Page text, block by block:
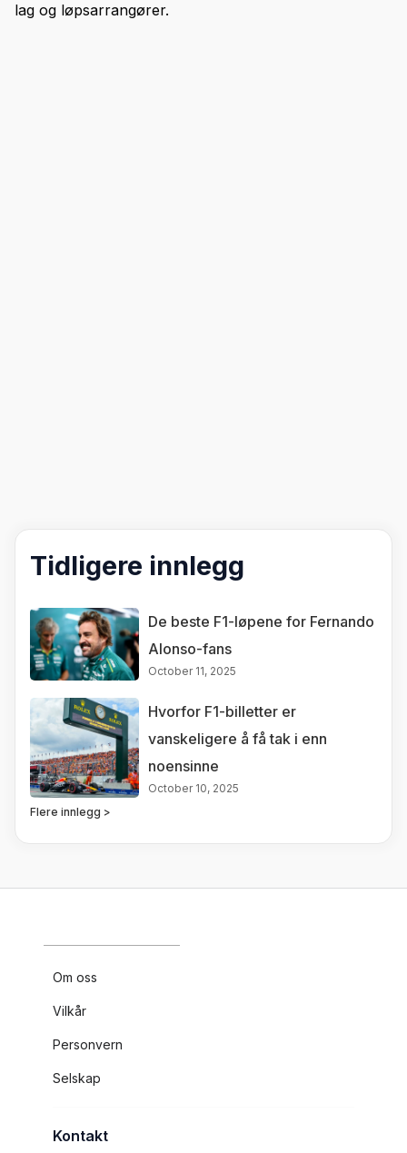
lag og løpsarrangører.
Tidligere innlegg
De beste F1-løpene for Fernando
Alonso-fans
October 11, 2025
Hvorfor F1-billetter er
vanskeligere å få tak i enn
noensinne
October 10, 2025
Flere innlegg >
Om oss
Vilkår
Personvern
Selskap
Kontakt